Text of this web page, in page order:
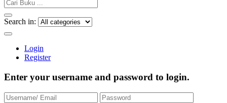
Search in:
Login
Register
Enter your username and password to login.